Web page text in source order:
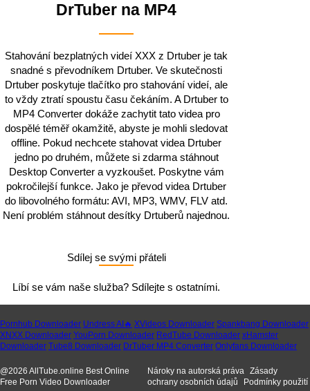
DrTuber na MP4
Stahování bezplatných videí XXX z Drtuber je tak
snadné s převodníkem Drtuber. Ve skutečnosti
Drtuber poskytuje tlačítko pro stahování videí, ale
to vždy ztratí spoustu času čekáním. A Drtuber to
MP4 Converter dokáže zachytit tato videa pro
dospělé téměř okamžitě, abyste je mohli sledovat
offline. Pokud nechcete stahovat videa Drtuber
jedno po druhém, můžete si zdarma stáhnout
Desktop Converter a vyzkoušet. Poskytne vám
pokročilejší funkce. Jako je převod videa Drtuber
do libovolného formátu: AVI, MP3, WMV, FLV atd.
Není problém stáhnout desítky Drtuberů najednou.
Sdílej se svými přáteli
Líbí se vám naše služba? Sdílejte s ostatními.
Pornhub Downloader Undress AI🔥 XVideos Downloader Spankbang Downloader
XNXX Downloader YouPorn Downloader RedTube Downloader xHamster
Downloader Tube8 Downloader DrTuber MP4 Converter Onlyfans Downloader
@2026 AllTube.online Best Online
Free Porn Video Downloader
Nároky na autorská práva
Zásady
ochrany osobních údajů
Podmínky použití